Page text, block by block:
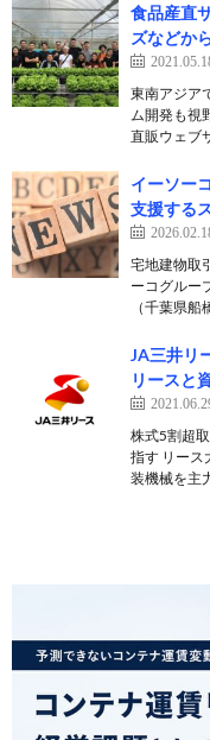
食品産直
ズなどか
東南アジア
ム開発も視
直販ウェブ
イーソー
支援する
宅地建物取
ーコグルー
（千葉県
JA三井リ
リースと
株式5割超
指す リース
装機械を主